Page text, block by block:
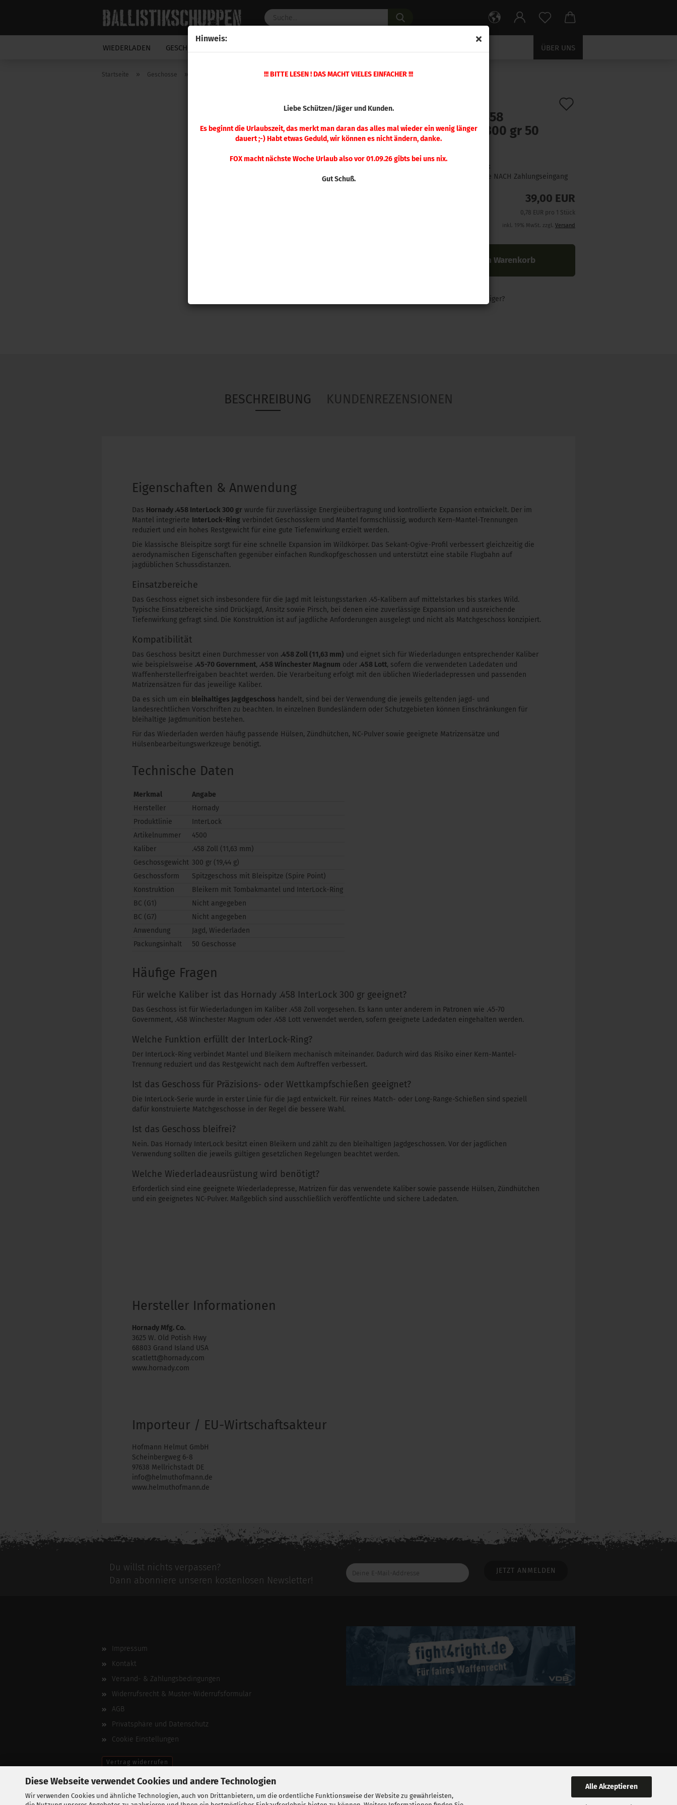
Diese Webseite verwendet Cookies und andere Technologien
Wir verwenden Cookies und ähnliche Technologien, auch von Drittanbietern, um die ordentliche Funktionsweise der Website zu gewährleisten,
Alle Akzeptieren
Hinweis:
!!! BITTE LESEN ! DAS MACHT VIELES EINFACHER !!!
Liebe Schützen/Jäger und Kunden.
Es beginnt die Urlaubszeit, das merkt man daran das alles mal wieder ein wenig länger
dauert ;-) Habt etwas Geduld, wir können es nicht ändern, danke.
FOX macht nächste Woche Urlaub also vor 01.09.26 gibts bei uns nix.
Gut Schuß.
WIEDERLADEN GESCHOSSE ÜBER UNS
Startseite » Geschosse » Hornady .458 InterLock 300 gr 50 Stück
Hornady .458
InterLock 300 gr 50
Stück
Lieferzeit:
1 Woche NACH Zahlungseingang
39,00 EUR
0,78 EUR pro 1 Stück
inkl. 19% MwSt. zzgl. Versand
In den Warenkorb
Woanders günstiger?
BESCHREIBUNG KUNDENREZENSIONEN
Eigenschaften & Anwendung
Das Hornady .458 InterLock 300 gr wurde für zuverlässige Energieübertragung und kontrollierte Expansion entwickelt. Der im
Mantel integrierte InterLock-Ring verbindet Geschosskern und Mantel formschlüssig, wodurch Kern-Mantel-Trennungen
reduziert und ein hohes Restgewicht für eine gute Tiefenwirkung erzielt werden.
Die klassische Bleispitze sorgt für eine schnelle Expansion im Wildkörper. Das Sekant-Ogive-Profil verbessert gleichzeitig die
aerodynamischen Eigenschaften gegenüber einfachen Rundkopfgeschossen und unterstützt eine stabile Flugbahn auf
jagdüblichen Schussdistanzen.
Einsatzbereiche
Das Geschoss eignet sich insbesondere für die Jagd mit leistungsstarken .45-Kalibern auf mittelstarkes bis starkes Wild.
Typische Einsatzbereiche sind Drückjagd, Ansitz sowie Pirsch, bei denen eine zuverlässige Expansion und ausreichende
Tiefenwirkung gefragt sind. Die Konstruktion ist auf jagdliche Anforderungen ausgelegt und nicht als Matchgeschoss konzipiert.
Kompatibilität
Das Geschoss besitzt einen Durchmesser von .458 Zoll (11,63 mm) und eignet sich für Wiederladungen entsprechender Kaliber
wie beispielsweise .45-70 Government, .458 Winchester Magnum oder .458 Lott, sofern die verwendeten Ladedaten und
Waffenherstellerfreigaben beachtet werden. Die Verarbeitung erfolgt mit den üblichen Wiederladepressen und passenden
Matrizensätzen für das jeweilige Kaliber.
Da es sich um ein bleihaltiges Jagdgeschoss handelt, sind bei der Verwendung die jeweils geltenden jagd- und
landesrechtlichen Vorschriften zu beachten. In einzelnen Bundesländern oder Schutzgebieten können Einschränkungen für
bleihaltige Jagdmunition bestehen.
Für das Wiederladen werden häufig passende Hülsen, Zündhütchen, NC-Pulver sowie geeignete Matrizensätze und
Hülsenbearbeitungswerkzeuge benötigt.
Technische Daten
Merkmal
Angabe
Hersteller
Hornady
Produktlinie
InterLock
Artikelnummer
4500
Kaliber
.458 Zoll (11,63 mm)
Geschossgewicht 300 gr (19,44 g)
Geschossform
Spitzgeschoss mit Bleispitze (Spire Point)
Konstruktion
Bleikern mit Tombakmantel und InterLock-Ring
BC (G1)
Nicht angegeben
BC (G7)
Nicht angegeben
Anwendung
Jagd, Wiederladen
Packungsinhalt
50 Geschosse
Häufige Fragen
Für welche Kaliber ist das Hornady .458 InterLock 300 gr geeignet?
Das Geschoss ist für Wiederladungen im Kaliber .458 Zoll vorgesehen. Es kann unter anderem in Patronen wie .45-70
Government, .458 Winchester Magnum oder .458 Lott verwendet werden, sofern geeignete Ladedaten eingehalten werden.
Welche Funktion erfüllt der InterLock-Ring?
Der InterLock-Ring verbindet Mantel und Bleikern mechanisch miteinander. Dadurch wird das Risiko einer Kern-Mantel-
Trennung reduziert und das Restgewicht nach dem Auftreffen verbessert.
Ist das Geschoss für Präzisions- oder Wettkampfschießen geeignet?
Die InterLock-Serie wurde in erster Linie für die Jagd entwickelt. Für reines Match- oder Long-Range-Schießen sind speziell
dafür konstruierte Matchgeschosse in der Regel die bessere Wahl.
Ist das Geschoss bleifrei?
Nein. Das Hornady InterLock besitzt einen Bleikern und zählt zu den bleihaltigen Jagdgeschossen. Vor der jagdlichen
Verwendung sollten die jeweils gültigen gesetzlichen Regelungen beachtet werden.
Welche Wiederladeausrüstung wird benötigt?
Erforderlich sind eine geeignete Wiederladepresse, Matrizen für das verwendete Kaliber sowie passende Hülsen, Zündhütchen
und ein geeignetes NC-Pulver. Maßgeblich sind ausschließlich veröffentlichte und sichere Ladedaten.
Hersteller Informationen
Hornady Mfg. Co.
3625 W. Old Potish Hwy
68803 Grand Island USA
scatlett@hornady.com
www.hornady.com
Importeur / EU-Wirtschaftsakteur
Hofmann Helmut GmbH
Scheinbergweg 6-8
97638 Mellrichstadt DE
info@helmuthofmann.de
www.helmuthofmann.de
Du willst nichts verpassen?
Dann abonniere unseren kostenlosen Newsletter!
Deine
E-
Impressum
Kontakt
Versand- & Zahlungsbedingungen
Widerrufsrecht & Muster-Widerrufsformular
AGB
Privatsphäre und Datenschutz
Cookie Einstellungen
Vertrag widerrufen